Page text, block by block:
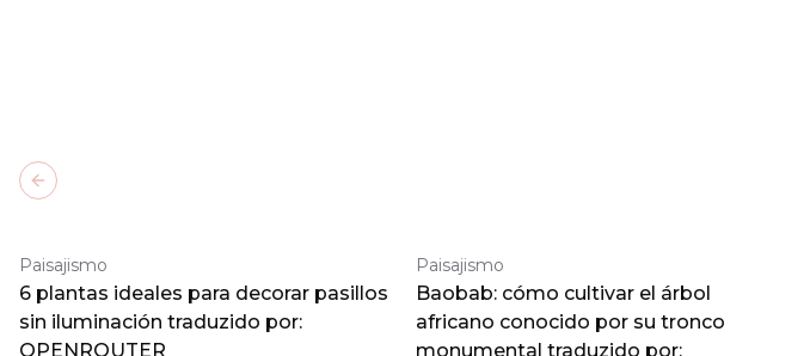
Paisajismo
6 plantas ideales para decorar pasillos
sin iluminación traduzido por:
OPENROUTER
Paisajismo
Baobab: cómo cultivar el árbol
africano conocido por su tronco
monumental traduzido por:
Previous slide